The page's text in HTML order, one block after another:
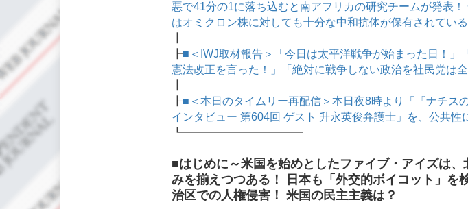
悪で41分の1に落ち込むと南アフリカの研究チームが発表
はオミクロン株に対しても十分な中和抗体が保有されている
┠■＜IWJ取材報告＞「今日は太平洋戦争が始まった日！」
憲法改正を言った！」「絶対に戦争しない政治を社民党は
┠■＜本日のタイムリー再配信＞本日夜8時より「『ナチス
インタビュー 第604回 ゲスト 升永英俊弁護士」を、公共性
┗━━━━━━━━━━━
■はじめに～米国を始めとしたファイブ・アイズは
みを揃えつつある！ 日本も「外交的ボイコット」
治区での人権侵害！ 米国の民主主義は？